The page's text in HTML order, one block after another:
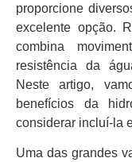
proporcione
excelente opção.
combina
resistência da
Neste artigo,
benefícios da
considerar incluí-la
Uma das grandes